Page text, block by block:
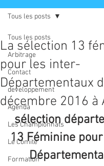
Tous les posts
Arbitrage
Contact
developpement
Agenda
Les Championnats
Le Comite
Formation
Tous les posts
La sélection 13
pour les inter-
Départementaux
décembre 2016 à
sélection
13 Féminine